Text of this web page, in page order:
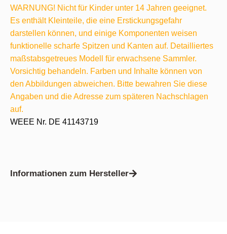
WARNUNG! Nicht für Kinder unter 14 Jahren geeignet.
Es enthält Kleinteile, die eine Erstickungsgefahr
darstellen können, und einige Komponenten weisen
funktionelle scharfe Spitzen und Kanten auf. Detailliertes
maßstabsgetreues Modell für erwachsene Sammler.
Vorsichtig behandeln. Farben und Inhalte können von
den Abbildungen abweichen. Bitte bewahren Sie diese
Angaben und die Adresse zum späteren Nachschlagen
auf.
WEEE Nr. DE 41143719
Informationen zum Hersteller